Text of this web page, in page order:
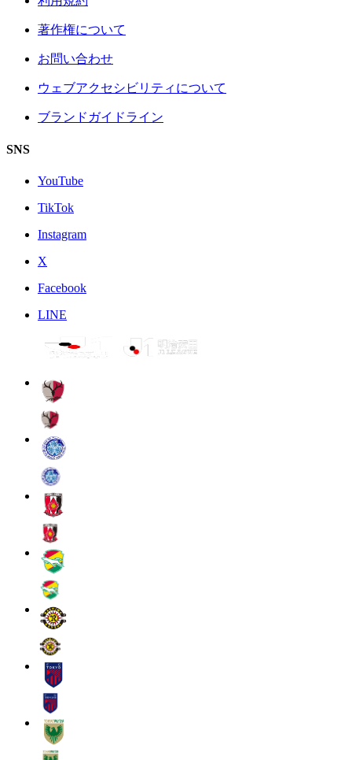
著作権について
お問い合わせ
ウェブアクセシビリティについて
ブランドガイドライン
SNS
YouTube
TikTok
Instagram
X
Facebook
LINE